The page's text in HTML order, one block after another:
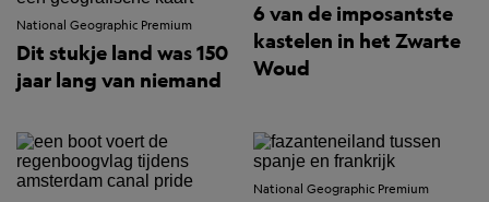
National Geographic Premium
Dit stukje land was 150
jaar lang van niemand
6 van de imposantste
kastelen in het Zwarte
Woud
National Geographic Premium